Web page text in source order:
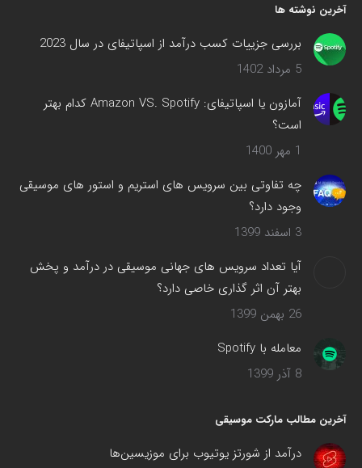
آخرین نوشته ها
بررسی جزییات کسب درآمد از اسپاتیفای در سال 2023
5 مرداد 1402
آمازون یا اسپاتیفای: Amazon VS. Spotify کدام بهتر
است؟
1 مهر 1400
چه تفاوتی بین سرویس های استریم و استور های موسیقی
وجود دارد؟
3 اسفند 1399
آیا تعداد سرویس های جهانی موسیقی در درآمد و پخش
بهتر آن اثر گذاری خاصی دارد؟
26 بهمن 1399
معامله با Spotify
8 آذر 1399
آخرین مطالب مارکت موسیقی
درآمد از شورتز یوتیوب برای موزیسین‌ها